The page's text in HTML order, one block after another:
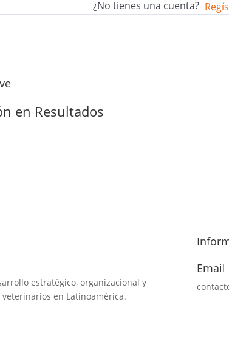
¿No tienes una cuenta?
en Resultados
estratégico, organizacional y
en Latinoamérica.
Email